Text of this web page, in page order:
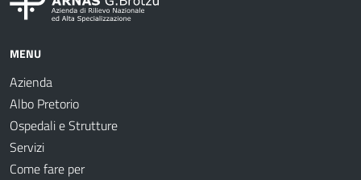
MENU
Azienda
Albo Pretorio
Ospedali e Strutture
Servizi
Come fare per